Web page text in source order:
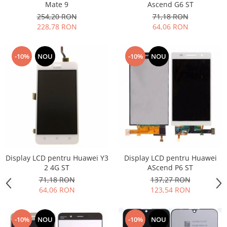
Nokia
Oppo
Samsung
Vodafone
Mufa incarcare
Asus
Nokia
Samsung
Mate 9
254,20 RON
228,78 RON
Ascend G6 ST
71,18 RON
64,06 RON
-10% NOU
Display LCD pentru Huawei Y3
2 4G ST
71,18 RON
64,06 RON
-10% NOU
Display LCD pentru Huawei
AScend P6 ST
137,27 RON
123,54 RON
-10% NOU -10% NOU